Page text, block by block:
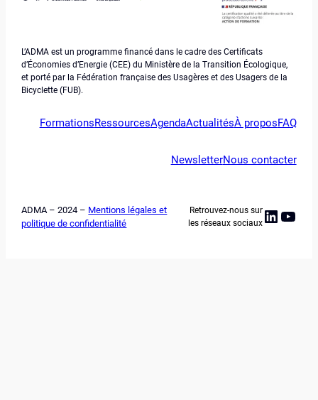
L’ADMA est un programme financé dans le cadre des Certificats
d’Économies d’Energie (CEE) du Ministère de la Transition Écologique,
et porté par la Fédération française des Usagères et des Usagers de la
Bicyclette (FUB).
FormationsRessourcesAgendaActualitésÀ proposFAQ
NewsletterNous contacter
ADMA – 2024 – Mentions légales et
politique de confidentialité
Retrouvez-nous sur
les réseaux sociaux